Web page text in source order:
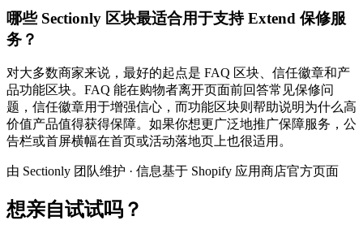
哪些 Sectionly 区块最适合用于支持 Extend 保修服
务？
对大多数商家来说，最好的起点是 FAQ 区块、信任徽章和产
品功能区块。FAQ 能在购物者离开页面前回答常见保修问
题，信任徽章用于增强信心，而功能区块则帮助说明为什么高
价值产品值得获得保障。如果你想更广泛地推广保障服务，公
告栏或首屏横幅在首页或活动落地页上也很适用。
由 Sectionly 团队维护 · 信息基于 Shopify 应用商店官方页面
想亲自试试吗？